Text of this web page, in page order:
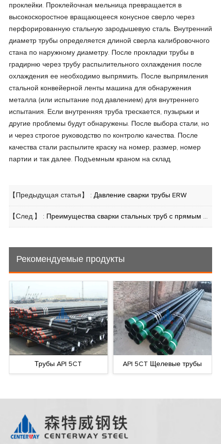
проклейки. Проклейочная мельница превращается в
высокоскоростное вращающееся конусное сверло через
перфорированную стальную зародышевую сталь. Внутренний
диаметр трубы определяется длиной сверла калибровочного
стана по наружному диаметру. После прокладки трубы в
градирню через трубу распылительного охлаждения после
охлаждения ее необходимо выпрямить. После выпрямления
стальной конвейерной ленты машина для обнаружения
металла (или испытание под давлением) для внутреннего
испытания. Если внутренняя труба трескается, пузырьки и
другие проблемы будут обнаружены. После выбора стали, но
и через строгое руководство по контролю качества. После
качества стали распылите краску на номер, размер, номер
партии и так далее. Подъемным краном на склад.
【Предыдущая статья】 : Давление сварки трубы ERW
【След.】 : Преимущества сварки стальных труб с прямым швом двойной дуговой сваркой под флюсом
Рекомендуемые продукты
Трубы API 5CT API 5CT Щелевые трубы